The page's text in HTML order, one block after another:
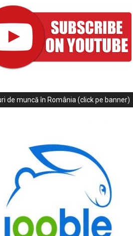
de muncă în România (click pe banner)